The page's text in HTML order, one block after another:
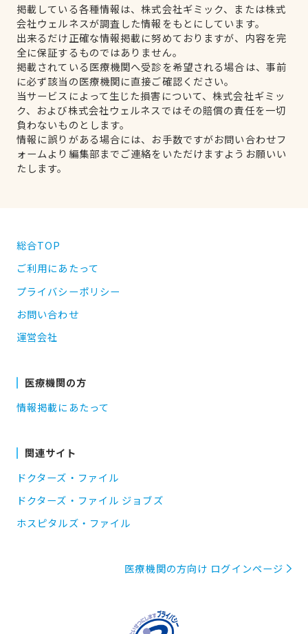
掲載している各種情報は、株式会社ギミック、または株式
会社ウェルネスが調査した情報をもとにしています。
出来るだけ正確な情報掲載に努めておりますが、内容を完
全に保証するものではありません。
掲載されている医療機関へ受診を希望される場合は、事前
に必ず該当の医療機関に直接ご確認ください。
当サービスによって生じた損害について、株式会社ギミッ
ク、および株式会社ウェルネスではその賠償の責任を一切
負わないものとします。
情報に誤りがある場合には、お手数ですがお問い合わせフ
ォームより編集部までご連絡をいただけますようお願いい
たします。
総合TOP
ご利用にあたって
プライバシーポリシー
お問い合わせ
運営会社
医療機関の方
情報掲載にあたって
関連サイト
ドクターズ・ファイル
ドクターズ・ファイル ジョブズ
ホスピタルズ・ファイル
医療機関の方向け ログインページ